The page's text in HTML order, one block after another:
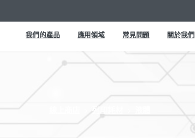
我們的產品 應用領域 常見問題 關於我們
列印耗材